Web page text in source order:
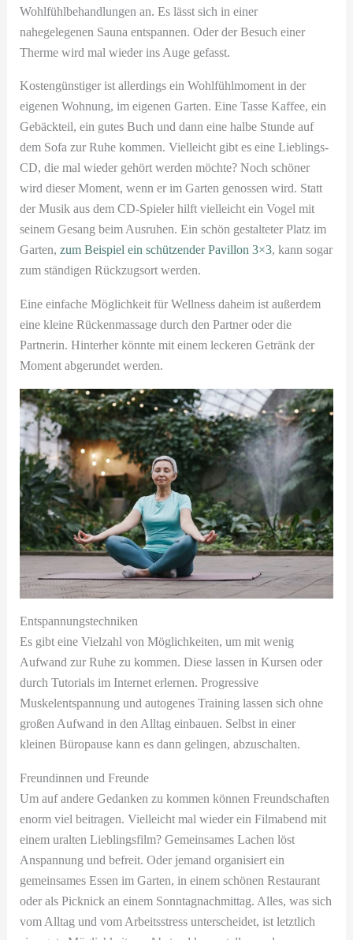
Wohlfühlbehandlungen an. Es lässt sich in einer
nahegelegenen Sauna entspannen. Oder der Besuch einer
Therme wird mal wieder ins Auge gefasst.
Kostengünstiger ist allerdings ein Wohlfühlmoment in der
eigenen Wohnung, im eigenen Garten. Eine Tasse Kaffee, ein
Gebäckteil, ein gutes Buch und dann eine halbe Stunde auf
dem Sofa zur Ruhe kommen. Vielleicht gibt es eine Lieblings-
CD, die mal wieder gehört werden möchte? Noch schöner
wird dieser Moment, wenn er im Garten genossen wird. Statt
der Musik aus dem CD-Spieler hilft vielleicht ein Vogel mit
seinem Gesang beim Ausruhen. Ein schön gestalteter Platz im
Garten,zum Beispiel ein schützender Pavillon 3×3, kann sogar
zum ständigen Rückzugsort werden.
Eine einfache Möglichkeit für Wellness daheim ist außerdem
eine kleine Rückenmassage durch den Partner oder die
Partnerin. Hinterher könnte mit einem leckeren Getränk der
Moment abgerundet werden.
Entspannungstechniken
Es gibt eine Vielzahl von Möglichkeiten, um mit wenig
Aufwand zur Ruhe zu kommen. Diese lassen in Kursen oder
durch Tutorials im Internet erlernen. Progressive
Muskelentspannung und autogenes Training lassen sich ohne
großen Aufwand in den Alltag einbauen. Selbst in einer
kleinen Büropause kann es dann gelingen, abzuschalten.
Freundinnen und Freunde
Um auf andere Gedanken zu kommen können Freundschaften
enorm viel beitragen. Vielleicht mal wieder ein Filmabend mit
einem uralten Lieblingsfilm? Gemeinsames Lachen löst
Anspannung und befreit. Oder jemand organisiert ein
gemeinsames Essen im Garten, in einem schönen Restaurant
oder als Picknick an einem Sonntagnachmittag. Alles, was sich
vom Alltag und vom Arbeitsstress unterscheidet, ist letztlich